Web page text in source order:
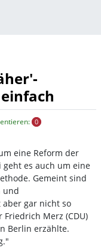
0
eine Reform der
es auch um eine
Gemeint sind
und
gar nicht so
Merz (CDU)
Berlin erzählte.